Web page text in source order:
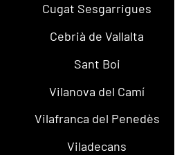
Cugat Sesgarrigues
Cebrià de Vallalta
Sant Boi
Vilanova del Camí
Vilafranca del Penedès
Viladecans